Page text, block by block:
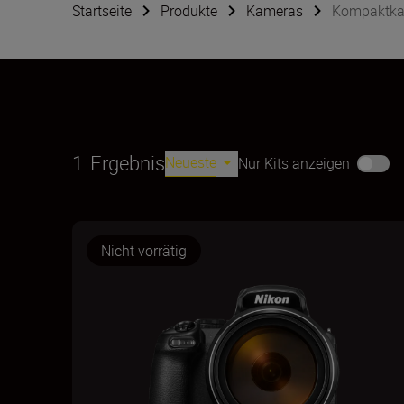
Startseite Produkte Kameras
1 ErgebnisNeueste Nur Kits anzeigen
Nicht vorrätig